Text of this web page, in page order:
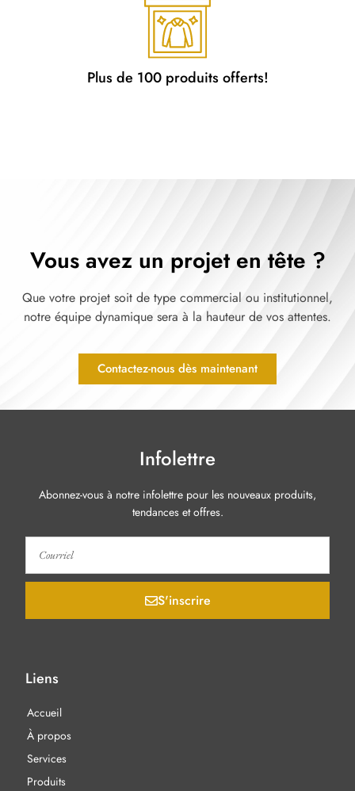
Plus de 100 produits offerts!
Vous avez un projet en tête ?
Que votre projet soit de type commercial ou institutionnel,
notre équipe dynamique sera à la hauteur de vos attentes.
Contactez-nous dès maintenant
Infolettre
Abonnez-vous à notre infolettre pour les nouveaux produits,
tendances et offres.
S'inscrire
Liens
Accueil
À propos
Services
Produits